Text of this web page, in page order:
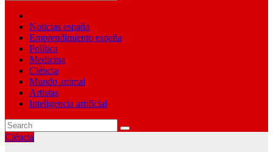
Noticias españa
Emprendimiento españa
Política
Medicina
Ciéncia
Mundo animal
Artistas
Inteligencia artificial
Ciéncia